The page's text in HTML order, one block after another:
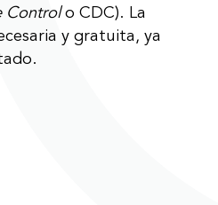
Controlo CDC). La
y gratuita, ya